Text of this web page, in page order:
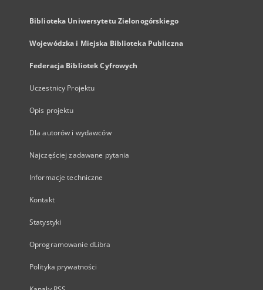
Biblioteka Uniwersytetu Zielonogórskiego
Wojewódzka i Miejska Biblioteka Publiczna
Federacja Bibliotek Cyfrowych
Uczestnicy Projektu
Opis projektu
Dla autorów i wydawców
Najczęściej zadawane pytania
Informacje techniczne
Kontakt
Statystyki
Oprogramowanie dLibra
Polityka prywatności